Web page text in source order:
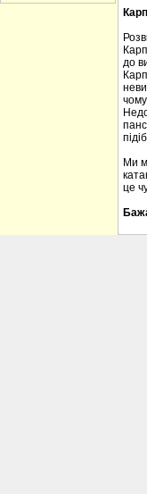
до
Ми
це